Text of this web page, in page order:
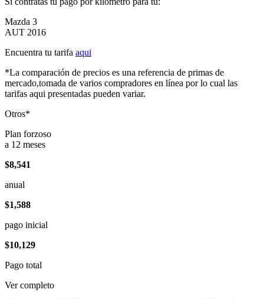
Mazda 3
AUT 2016
Encuentra tu tarifa aqui
*La comparación de precios es una referencia de primas de
mercado,tomada de varios compradores en línea por lo cual las
tarifas aqui presentadas pueden variar.
Otros*
Plan forzoso
a 12 meses
$8,541
anual
$1,588
pago inicial
$10,129
Pago total
Ver completo